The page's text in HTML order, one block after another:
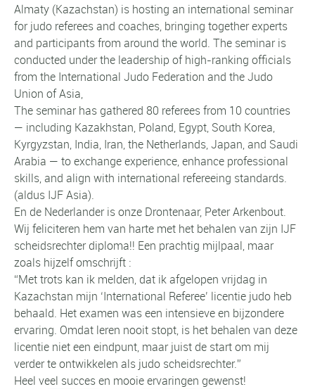
Almaty (Kazachstan) is hosting an international seminar
for judo referees and coaches, bringing together experts
and participants from around the world. The seminar is
conducted under the leadership of high-ranking officials
from the International Judo Federation and the Judo
Union of Asia,
The seminar has gathered 80 referees from 10 countries
— including Kazakhstan, Poland, Egypt, South Korea,
Kyrgyzstan, India, Iran, the Netherlands, Japan, and Saudi
Arabia — to exchange experience, enhance professional
skills, and align with international refereeing standards.
(aldus IJF Asia).
En de Nederlander is onze Drontenaar, Peter Arkenbout.
Wij feliciteren hem van harte met het behalen van zijn IJF
scheidsrechter diploma!! Een prachtig mijlpaal, maar
zoals hijzelf omschrijft :
“Met trots kan ik melden, dat ik afgelopen vrijdag in
Kazachstan mijn ‘International Referee’ licentie judo heb
behaald. Het examen was een intensieve en bijzondere
ervaring. Omdat leren nooit stopt, is het behalen van deze
licentie niet een eindpunt, maar juist de start om mij
verder te ontwikkelen als judo scheidsrechter.”
Heel veel succes en mooie ervaringen gewenst!